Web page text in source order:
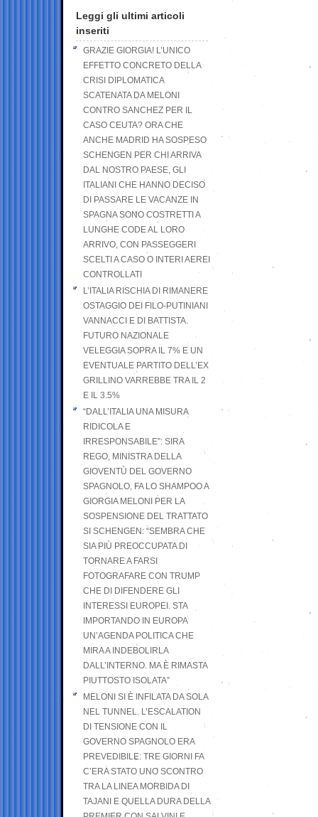
Leggi gli ultimi articoli
inseriti
GRAZIE GIORGIA! L’UNICO
EFFETTO CONCRETO DELLA
CRISI DIPLOMATICA
SCATENATA DA MELONI
CONTRO SANCHEZ PER IL
CASO CEUTA? ORA CHE
ANCHE MADRID HA SOSPESO
SCHENGEN PER CHI ARRIVA
DAL NOSTRO PAESE, GLI
ITALIANI CHE HANNO DECISO
DI PASSARE LE VACANZE IN
SPAGNA SONO COSTRETTI A
LUNGHE CODE AL LORO
ARRIVO, CON PASSEGGERI
SCELTI A CASO O INTERI AEREI
CONTROLLATI
L’ITALIA RISCHIA DI RIMANERE
OSTAGGIO DEI FILO-PUTINIANI
VANNACCI E DI BATTISTA.
FUTURO NAZIONALE
VELEGGIA SOPRA IL 7% E UN
EVENTUALE PARTITO DELL’EX
GRILLINO VARREBBE TRA IL 2
E IL 3.5%
“DALL’ITALIA UNA MISURA
RIDICOLA E
IRRESPONSABILE”: SIRA
REGO, MINISTRA DELLA
GIOVENTÙ DEL GOVERNO
SPAGNOLO, FA LO SHAMPOO A
GIORGIA MELONI PER LA
SOSPENSIONE DEL TRATTATO
SI SCHENGEN: “SEMBRA CHE
SIA PIÙ PREOCCUPATA DI
TORNARE A FARSI
FOTOGRAFARE CON TRUMP
CHE DI DIFENDERE GLI
INTERESSI EUROPEI. STA
IMPORTANDO IN EUROPA
UN’AGENDA POLITICA CHE
MIRA A INDEBOLIRLA
DALL’INTERNO. MA È RIMASTA
PIUTTOSTO ISOLATA”
MELONI SI È INFILATA DA SOLA
NEL TUNNEL. L’ESCALATION
DI TENSIONE CON IL
GOVERNO SPAGNOLO ERA
PREVEDIBILE: TRE GIORNI FA
C’ERA STATO UNO SCONTRO
TRA LA LINEA MORBIDA DI
TAJANI E QUELLA DURA DELLA